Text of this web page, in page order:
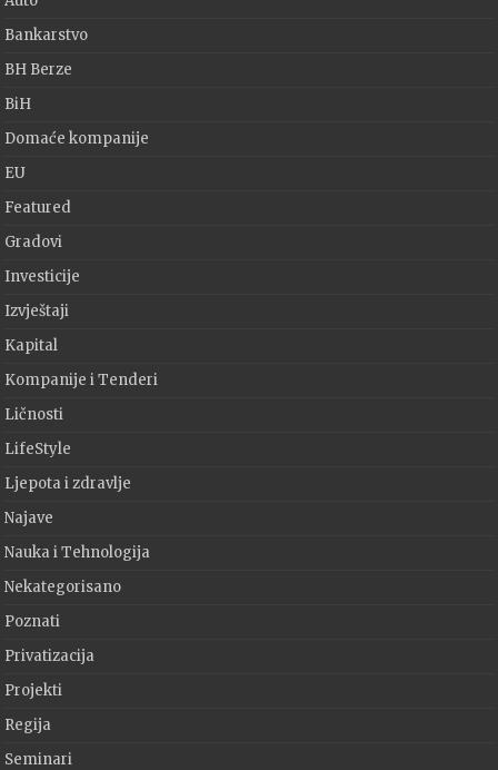
Bankarstvo
BH Berze
BiH
Domaće kompanije
EU
Featured
Gradovi
Investicije
Izvještaji
Kapital
Kompanije i Tenderi
Ličnosti
LifeStyle
Ljepota i zdravlje
Najave
Nauka i Tehnologija
Nekategorisano
Poznati
Privatizacija
Projekti
Regija
Seminari